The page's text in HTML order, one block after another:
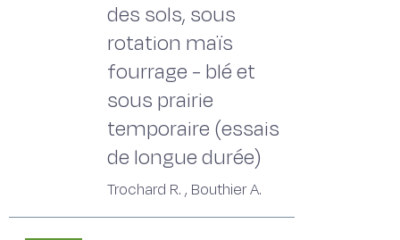
des sols, sous
rotation maïs
fourrage - blé et
sous prairie
temporaire (essais
de longue durée)
Trochard R. , Bouthier A.